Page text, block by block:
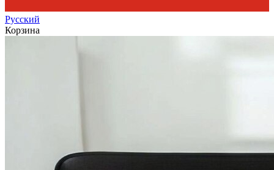
Русский
Корзина